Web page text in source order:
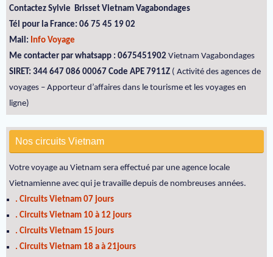
Contactez Sylvie Brisset Vietnam Vagabondages
Tél pour la France: 06 75 45 19 02
Mail: Info Voyage
Me contacter par whatsapp : 0675451902 Vietnam Vagabondages
SIRET: 344 647 086 00067 Code APE 7911Z ( Activité des agences de
voyages – Apporteur d’affaires dans le tourisme et les voyages en
ligne)
Nos circuits Vietnam
Votre voyage au Vietnam sera effectué par une agence locale
Vietnamienne avec qui je travaille depuis de nombreuses années.
. Circuits Vietnam 07 jours
. Circuits Vietnam 10 à 12 jours
. Circuits Vietnam 15 jours
. Circuits Vietnam 18 a à 21jours